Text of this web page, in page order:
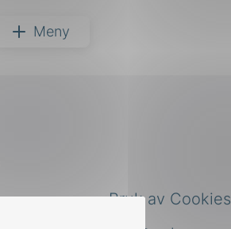
Meny
Bruk av Cookies